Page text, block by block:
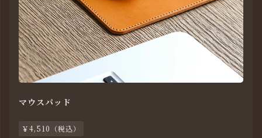
マウスパッド
￥4,510（税込）